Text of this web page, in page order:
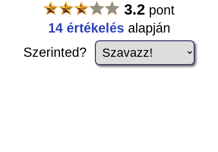
3.2 pont
14értékelés alapján
Szerinted?